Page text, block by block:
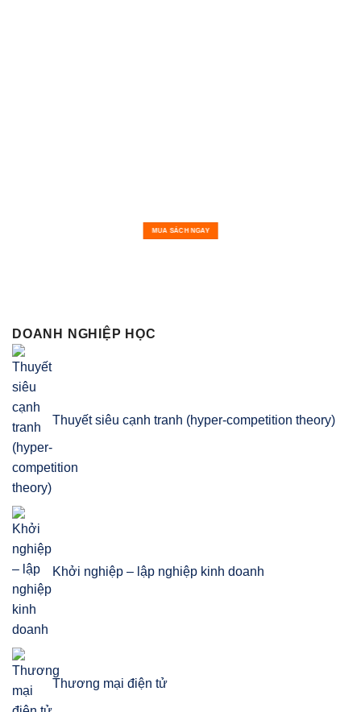
MUA SÁCH NGAY
DOANH NGHIỆP HỌC
Thuyết siêu cạnh tranh (hyper-competition theory)
Khởi nghiệp – lập nghiệp kinh doanh
Thương mại điện tử